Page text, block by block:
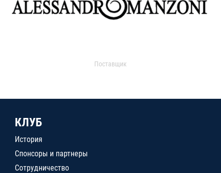
Поставщик
КЛУБ
История
Спонсоры и партнеры
Сотрудничество